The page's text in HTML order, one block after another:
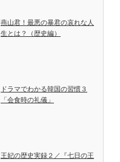
燕山君！最悪の暴君の哀れな人
生とは？（歴史編）
ドラマでわかる韓国の習慣３
「会食時の礼儀」
王妃の歴史実録２／『七日の王